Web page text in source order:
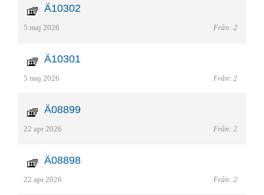
Ä10302
5 maj 2026 Från: 2
Ä10301
5 maj 2026 Från: 2
Ä08899
22 apr 2026 Från: 2
Ä08898
22 apr 2026 Från: 2